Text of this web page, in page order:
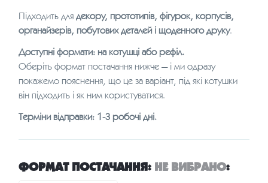
Підходить для декору, прототипів, фігурок, корпусів,
органайзерів, побутових деталей і щоденного друку.
Доступні формати: на котушці або рефіл.
Оберіть формат постачання нижче — і ми одразу
покажемо пояснення, що це за варіант, під які котушки
він підходить і як ним користуватися.
Терміни відправки: 1-3 робочі дні.
ФОРМАТ ПОСТАЧАННЯ: НЕ ВИБРАНО: